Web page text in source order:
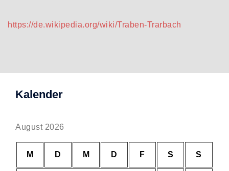
https://de.wikipedia.org/wiki/Traben-Trarbach
Kalender
August 2026
M D M D F S S